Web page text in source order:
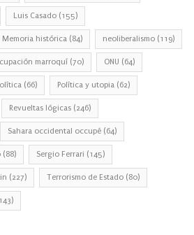
Luis Casado (155)
Memoria histórica (84) neoliberalismo (119)
marroquí (70) ONU (64)
(66) Política y utopia (62)
Revueltas lógicas (246)
Sahara occidental occupé (64)
(88) Sergio Ferrari (145)
(227) Terrorismo de Estado (80)